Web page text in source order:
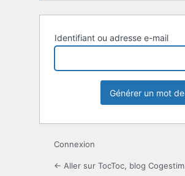
Identifiant ou adresse e-mail
Connexion
← Aller sur TocToc, blog Cogestim